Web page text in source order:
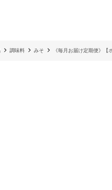
調味料 みそ 《毎月お届け定期便》